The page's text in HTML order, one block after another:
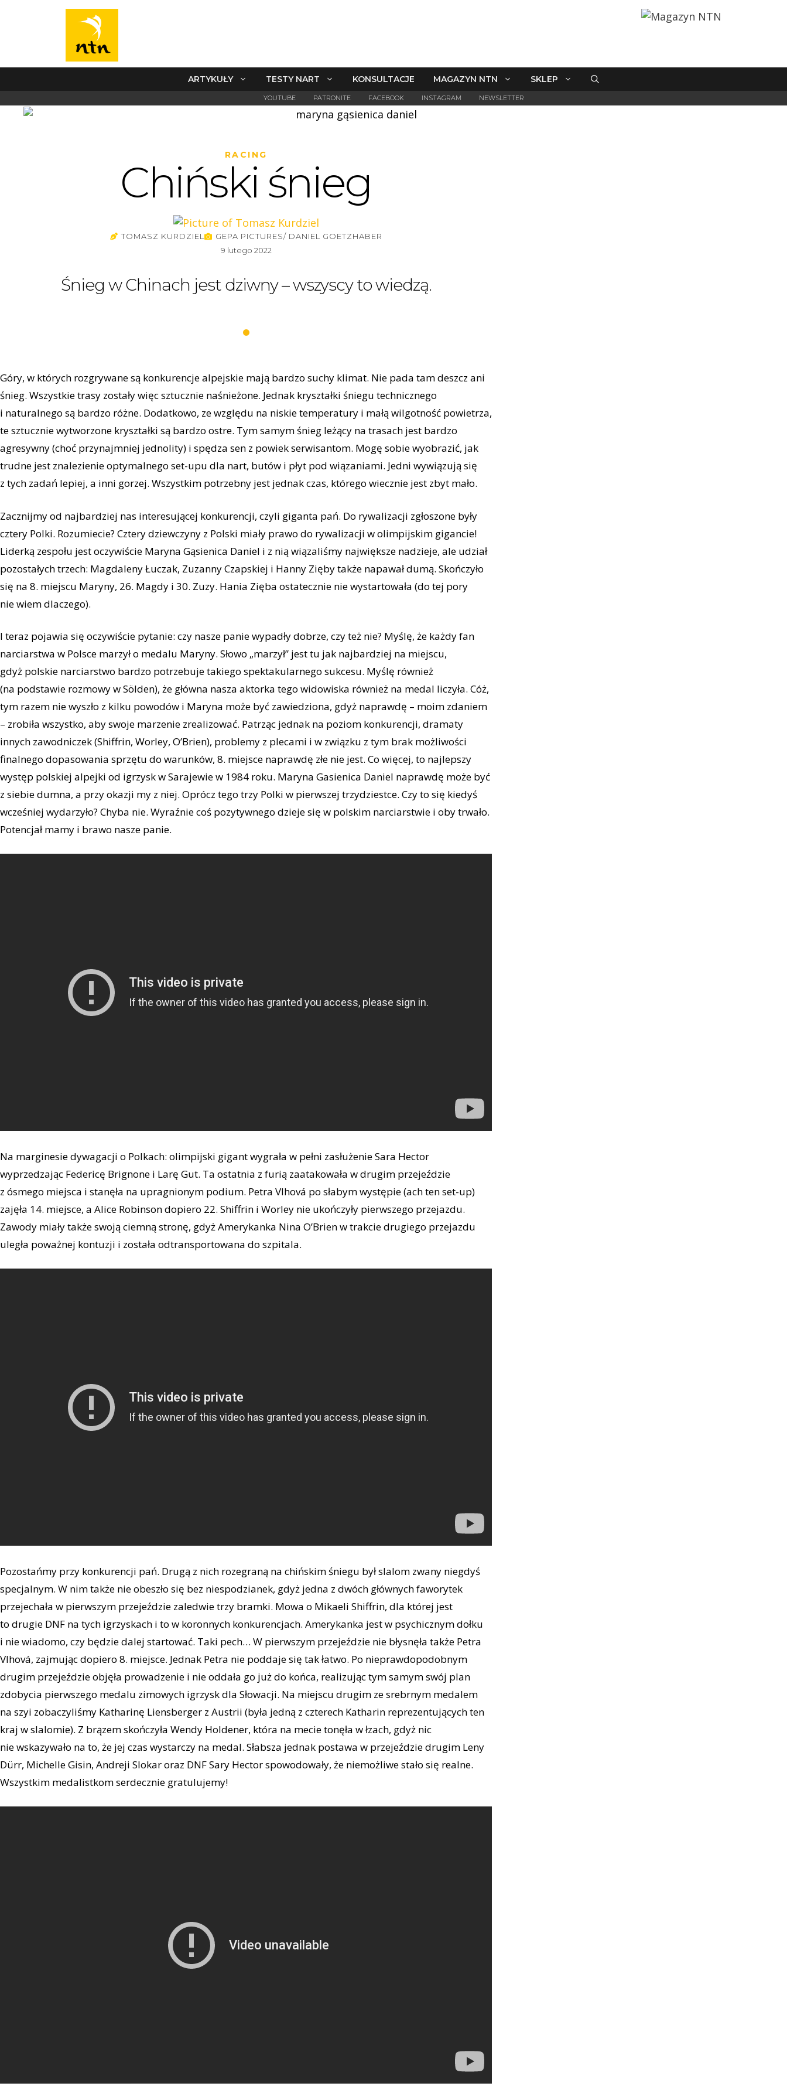
ARTYKUŁY TESTY NART KONSULTACJE MAGAZYN NTN SKLEP
YOUTUBE PATRONITE FACEBOOK INSTAGRAM NEWSLETTER
RACING
Chiński śnieg
TOMASZ KURDZIEL
GEPA PICTURES/ DANIEL GOETZHABER
9 lutego 2022
Śnieg w Chinach jest dziwny – wszyscy to wiedzą.
Góry, w których rozgrywane są konkurencje alpejskie mają bardzo suchy klimat. Nie pada tam deszcz ani
śnieg. Wszystkie trasy zostały więc sztucznie naśnieżone. Jednak kryształki śniegu technicznego
i naturalnego są bardzo różne. Dodatkowo, ze względu na niskie temperatury i małą wilgotność powietrza,
te sztucznie wytworzone kryształki są bardzo ostre. Tym samym śnieg leżący na trasach jest bardzo
agresywny (choć przynajmniej jednolity) i spędza sen z powiek serwisantom. Mogę sobie wyobrazić, jak
trudne jest znalezienie optymalnego set-upu dla nart, butów i płyt pod wiązaniami. Jedni wywiązują się
z tych zadań lepiej, a inni gorzej. Wszystkim potrzebny jest jednak czas, którego wiecznie jest zbyt mało.
Zacznijmy od najbardziej nas interesującej konkurencji, czyli giganta pań. Do rywalizacji zgłoszone były
cztery Polki. Rozumiecie? Cztery dziewczyny z Polski miały prawo do rywalizacji w olimpijskim gigancie!
Liderką zespołu jest oczywiście Maryna Gąsienica Daniel i z nią wiązaliśmy największe nadzieje, ale udział
pozostałych trzech: Magdaleny Łuczak, Zuzanny Czapskiej i Hanny Zięby także napawał dumą. Skończyło
się na 8. miejscu Maryny, 26. Magdy i 30. Zuzy. Hania Zięba ostatecznie nie wystartowała (do tej pory
nie wiem dlaczego).
I teraz pojawia się oczywiście pytanie: czy nasze panie wypadły dobrze, czy też nie? Myślę, że każdy fan
narciarstwa w Polsce marzył o medalu Maryny. Słowo „marzył” jest tu jak najbardziej na miejscu,
gdyż polskie narciarstwo bardzo potrzebuje takiego spektakularnego sukcesu. Myślę również
(na podstawie rozmowy w Sölden), że główna nasza aktorka tego widowiska również na medal liczyła. Cóż,
tym razem nie wyszło z kilku powodów i Maryna może być zawiedziona, gdyż naprawdę – moim zdaniem
– zrobiła wszystko, aby swoje marzenie zrealizować. Patrząc jednak na poziom konkurencji, dramaty
innych zawodniczek (Shiffrin, Worley, O’Brien), problemy z plecami i w związku z tym brak możliwości
finalnego dopasowania sprzętu do warunków, 8. miejsce naprawdę złe nie jest. Co więcej, to najlepszy
występ polskiej alpejki od igrzysk w Sarajewie w 1984 roku. Maryna Gasienica Daniel naprawdę może być
z siebie dumna, a przy okazji my z niej. Oprócz tego trzy Polki w pierwszej trzydziestce. Czy to się kiedyś
wcześniej wydarzyło? Chyba nie. Wyraźnie coś pozytywnego dzieje się w polskim narciarstwie i oby trwało.
Potencjał mamy i brawo nasze panie.
Na marginesie dywagacji o Polkach: olimpijski gigant wygrała w pełni zasłużenie Sara Hector
wyprzedzając Federicę Brignone i Larę Gut. Ta ostatnia z furią zaatakowała w drugim przejeździe
z ósmego miejsca i stanęła na upragnionym podium. Petra Vlhová po słabym występie (ach ten set-up)
zajęła 14. miejsce, a Alice Robinson dopiero 22. Shiffrin i Worley nie ukończyły pierwszego przejazdu.
Zawody miały także swoją ciemną stronę, gdyż Amerykanka Nina O’Brien w trakcie drugiego przejazdu
uległa poważnej kontuzji i została odtransportowana do szpitala.
Pozostańmy przy konkurencji pań. Drugą z nich rozegraną na chińskim śniegu był slalom zwany niegdyś
specjalnym. W nim także nie obeszło się bez niespodzianek, gdyż jedna z dwóch głównych faworytek
przejechała w pierwszym przejeździe zaledwie trzy bramki. Mowa o Mikaeli Shiffrin, dla której jest
to drugie DNF na tych igrzyskach i to w koronnych konkurencjach. Amerykanka jest w psychicznym dołku
i nie wiadomo, czy będzie dalej startować. Taki pech… W pierwszym przejeździe nie błysnęła także Petra
Vlhová, zajmując dopiero 8. miejsce. Jednak Petra nie poddaje się tak łatwo. Po nieprawdopodobnym
drugim przejeździe objęła prowadzenie i nie oddała go już do końca, realizując tym samym swój plan
zdobycia pierwszego medalu zimowych igrzysk dla Słowacji. Na miejscu drugim ze srebrnym medalem
na szyi zobaczyliśmy Katharinę Liensberger z Austrii (była jedną z czterech Katharin reprezentujących ten
kraj w slalomie). Z brązem skończyła Wendy Holdener, która na mecie tonęła w łzach, gdyż nic
nie wskazywało na to, że jej czas wystarczy na medal. Słabsza jednak postawa w przejeździe drugim Leny
Dürr, Michelle Gisin, Andreji Slokar oraz DNF Sary Hector spowodowały, że niemożliwe stało się realne.
Wszystkim medalistkom serdecznie gratulujemy!